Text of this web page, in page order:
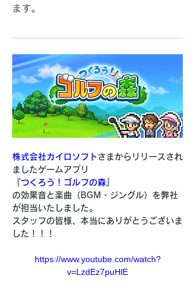
ます。
株式会社カイロソフト さまからリリースされ
ましたゲームアプリ
『つくろう！ゴルフの森
の効果音と楽曲（BGM・ジングル）を弊社
が担当いたしました。
スタッフの皆様、本当にありがとうございま
した！！！
https://www.youtube.com/watch?
v=LzdEz7puHlE